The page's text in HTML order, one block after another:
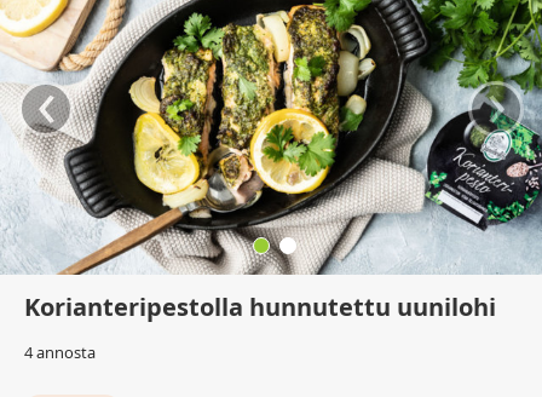
KOTIKOKIT
‹ ›
Korianteripestolla hunnutettu uunilohi
4 annosta